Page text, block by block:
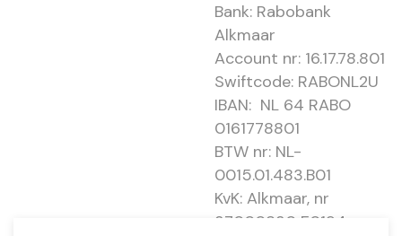
Bank: Rabobank
Alkmaar
Account nr: 16.17.78.801
Swiftcode: RABONL2U
IBAN: NL 64 RABO
0161778801
BTW nr: NL-
0015.01.483.B01
KvK: Alkmaar, nr
37000830 E0194 -